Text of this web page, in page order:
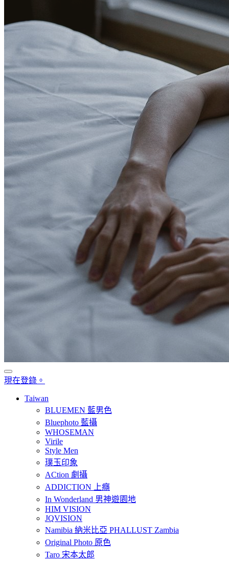
現在登錄。
Taiwan
BLUEMEN 藍男色
Bluephoto 藍攝
WHOSEMAN
Virile
Style Men
璞玉印象
ACtion 劇攝
ADDICTION 上癮
In Wonderland 男神遊園地
HIM VISION
JQVISION
Namibia 納米比亞 PHALLUST Zambia
Original Photo 原色
Taro 宋本太郎